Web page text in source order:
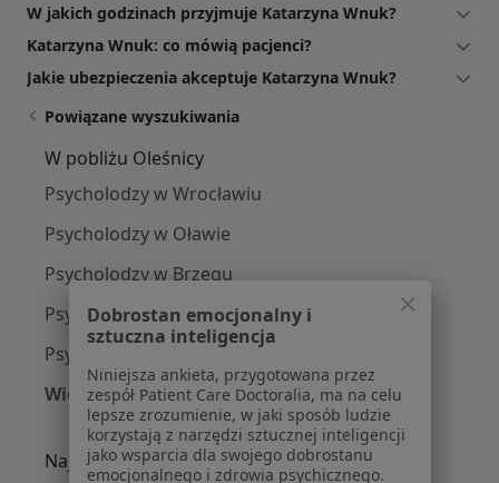
W jakich godzinach przyjmuje Katarzyna Wnuk?
Katarzyna Wnuk: co mówią pacjenci?
Jakie ubezpieczenia akceptuje Katarzyna Wnuk?
Powiązane wyszukiwania
W pobliżu Oleśnicy
Psycholodzy w Wrocławiu
Psycholodzy w Oławie
Psycholodzy w Brzegu
Psycholodzy w Trzebnicy
Psycholodzy w Jelczu-Laskowicach
Więcej (14)
Więcej w kategorii: W pobliżu Oleśnicy
Najczęście leczone choroby
Dobrostan emocjonalny i
sztuczna inteligencja
Niniejsza ankieta, przygotowana przez
zespół Patient Care Doctoralia, ma na celu
lepsze zrozumienie, w jaki sposób ludzie
korzystają z narzędzi sztucznej inteligencji
jako wsparcia dla swojego dobrostanu
emocjonalnego i zdrowia psychicznego.